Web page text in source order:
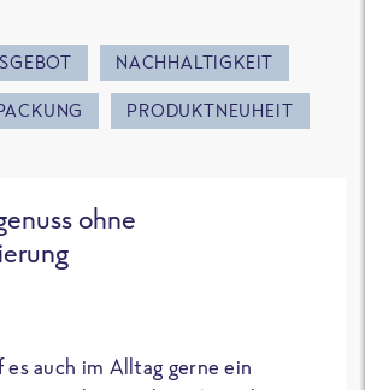
NACHHALTIGKEIT
PRODUKTNEUHEIT
ohne
es auch im Alltag gerne ein